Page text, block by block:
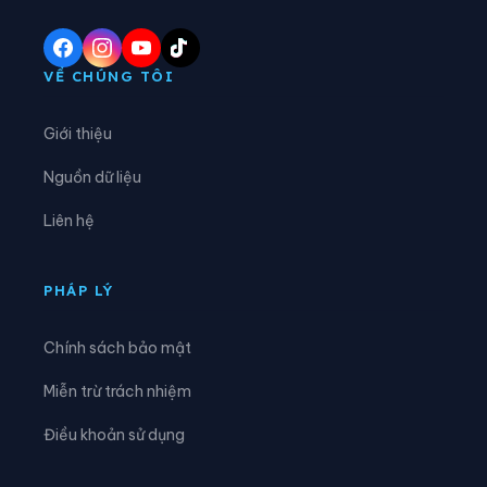
Xã Diên Lạc
Xã Diên Thọ
Xã Ninh Hải
VỀ CHÚNG TÔI
Giới thiệu
Nguồn dữ liệu
Liên hệ
PHÁP LÝ
Chính sách bảo mật
Miễn trừ trách nhiệm
Điều khoản sử dụng